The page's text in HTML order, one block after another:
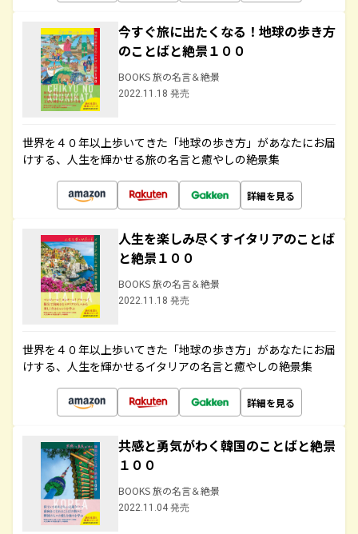
今すぐ旅に出たくなる！地球の歩き方
のことばと絶景１００
BOOKS 旅の名言＆絶景
2022.11.18 発売
世界を４０年以上歩いてきた「地球の歩き方」があなたにお届
けする、人生を輝かせる旅の名言と癒やしの絶景集
詳細を見る
人生を楽しみ尽くすイタリアのことば
と絶景１００
BOOKS 旅の名言＆絶景
2022.11.18 発売
世界を４０年以上歩いてきた「地球の歩き方」があなたにお届
けする、人生を輝かせるイタリアの名言と癒やしの絶景集
詳細を見る
共感と勇気がわく韓国のことばと絶景
１００
BOOKS 旅の名言＆絶景
2022.11.04 発売